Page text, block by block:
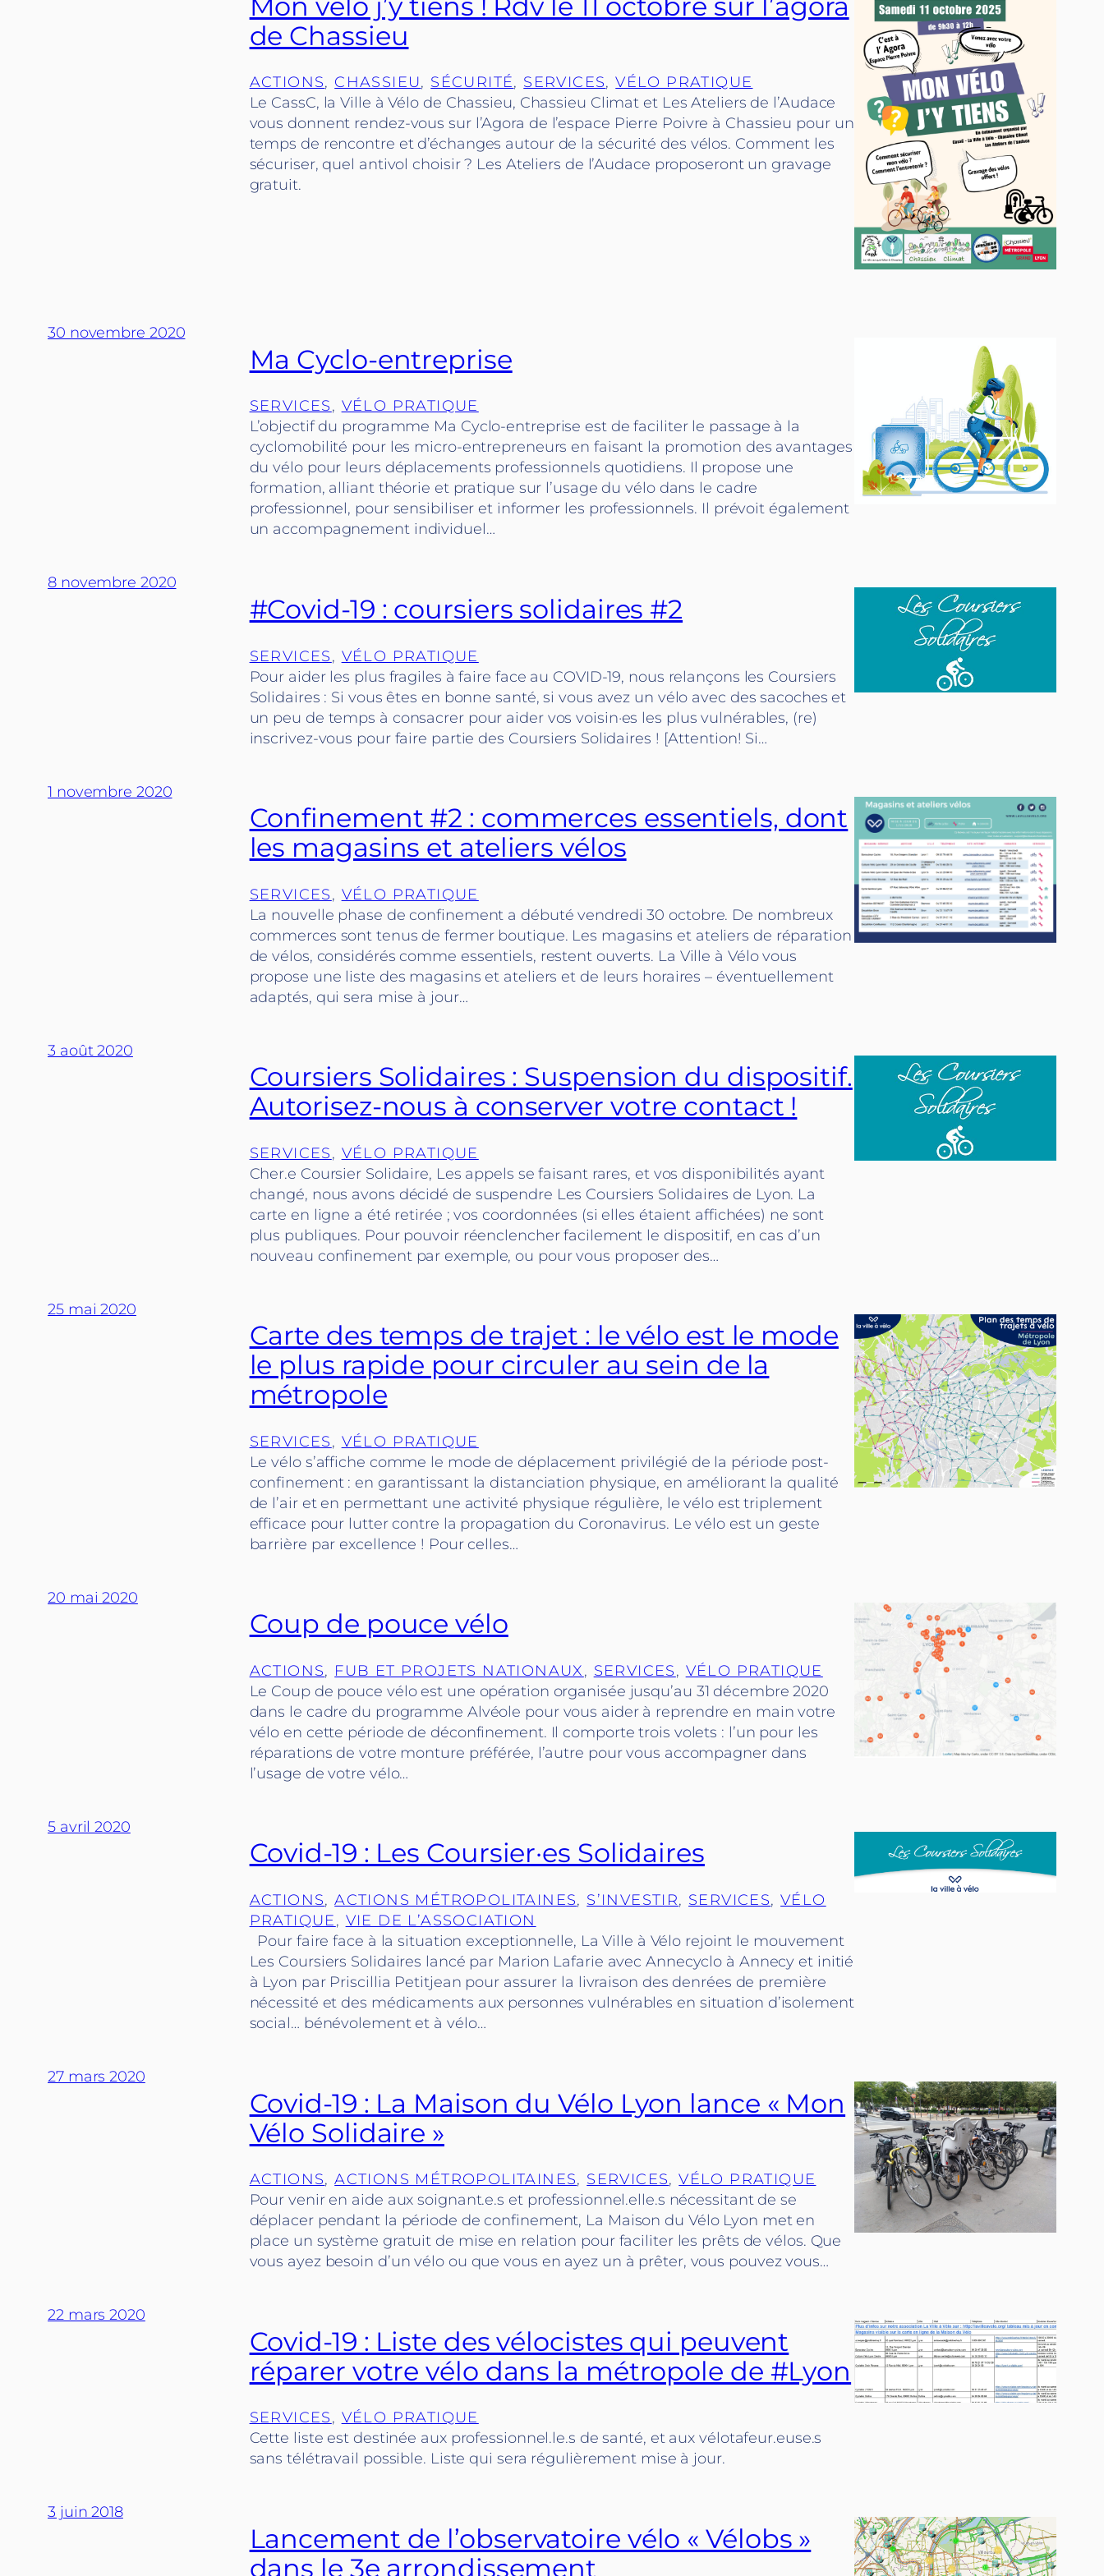
de Chassieu
ACTIONS, CHASSIEU, SÉCURITÉ, SERVICES, VÉLO PRATIQUE
Le CassC, la Ville à Vélo de Chassieu, Chassieu Climat et Les Ateliers de l’Audace
vous donnent rendez-vous sur l’Agora de l’espace Pierre Poivre à Chassieu pour un
temps de rencontre et d’échanges autour de la sécurité des vélos. Comment les
sécuriser, quel antivol choisir ? Les Ateliers de l’Audace proposeront un gravage
gratuit.
30 novembre 2020
Ma Cyclo-entreprise
SERVICES, VÉLO PRATIQUE
L’objectif du programme Ma Cyclo-entreprise est de faciliter le passage à la
cyclomobilité pour les micro-entrepreneurs en faisant la promotion des avantages
du vélo pour leurs déplacements professionnels quotidiens. Il propose une
formation, alliant théorie et pratique sur l’usage du vélo dans le cadre
professionnel, pour sensibiliser et informer les professionnels. Il prévoit également
un accompagnement individuel…
8 novembre 2020
#Covid-19 : coursiers solidaires #2
SERVICES, VÉLO PRATIQUE
Pour aider les plus fragiles à faire face au COVID-19, nous relançons les Coursiers
Solidaires : Si vous êtes en bonne santé, si vous avez un vélo avec des sacoches et
un peu de temps à consacrer pour aider vos voisin·es les plus vulnérables, (re)
inscrivez-vous pour faire partie des Coursiers Solidaires ! [Attention! Si…
1 novembre 2020
Confinement #2 : commerces essentiels, dont
les magasins et ateliers vélos
SERVICES, VÉLO PRATIQUE
La nouvelle phase de confinement a débuté vendredi 30 octobre. De nombreux
commerces sont tenus de fermer boutique. Les magasins et ateliers de réparation
de vélos, considérés comme essentiels, restent ouverts. La Ville à Vélo vous
propose une liste des magasins et ateliers et de leurs horaires – éventuellement
adaptés, qui sera mise à jour…
3 août 2020
Coursiers Solidaires : Suspension du dispositif.
Autorisez-nous à conserver votre contact !
SERVICES, VÉLO PRATIQUE
Cher.e Coursier Solidaire, Les appels se faisant rares, et vos disponibilités ayant
changé, nous avons décidé de suspendre Les Coursiers Solidaires de Lyon. La
carte en ligne a été retirée ; vos coordonnées (si elles étaient affichées) ne sont
plus publiques. Pour pouvoir réenclencher facilement le dispositif, en cas d’un
nouveau confinement par exemple, ou pour vous proposer des…
25 mai 2020
Carte des temps de trajet : le vélo est le mode
le plus rapide pour circuler au sein de la
métropole
SERVICES, VÉLO PRATIQUE
Le vélo s’affiche comme le mode de déplacement privilégié de la période post-
confinement : en garantissant la distanciation physique, en améliorant la qualité
de l’air et en permettant une activité physique régulière, le vélo est triplement
efficace pour lutter contre la propagation du Coronavirus. Le vélo est un geste
barrière par excellence ! Pour celles…
20 mai 2020
Coup de pouce vélo
ACTIONS, FUB ET PROJETS NATIONAUX, SERVICES, VÉLO PRATIQUE
Le Coup de pouce vélo est une opération organisée jusqu’au 31 décembre 2020
dans le cadre du programme Alvéole pour vous aider à reprendre en main votre
vélo en cette période de déconfinement. Il comporte trois volets : l’un pour les
réparations de votre monture préférée, l’autre pour vous accompagner dans
l’usage de votre vélo…
5 avril 2020
Covid-19 : Les Coursier·es Solidaires
ACTIONS, ACTIONS MÉTROPOLITAINES, S’INVESTIR, SERVICES, VÉLO
PRATIQUE, VIE DE L’ASSOCIATION
Pour faire face à la situation exceptionnelle, La Ville à Vélo rejoint le mouvement
Les Coursiers Solidaires lancé par Marion Lafarie avec Annecyclo à Annecy et initié
à Lyon par Priscillia Petitjean pour assurer la livraison des denrées de première
nécessité et des médicaments aux personnes vulnérables en situation d’isolement
social… bénévolement et à vélo…
27 mars 2020
Covid-19 : La Maison du Vélo Lyon lance « Mon
Vélo Solidaire »
ACTIONS, ACTIONS MÉTROPOLITAINES, SERVICES, VÉLO PRATIQUE
Pour venir en aide aux soignant.e.s et professionnel.elle.s nécessitant de se
déplacer pendant la période de confinement, La Maison du Vélo Lyon met en
place un système gratuit de mise en relation pour faciliter les prêts de vélos. Que
vous ayez besoin d’un vélo ou que vous en ayez un à prêter, vous pouvez vous…
22 mars 2020
Covid-19 : Liste des vélocistes qui peuvent
réparer votre vélo dans la métropole de #Lyon
SERVICES, VÉLO PRATIQUE
Cette liste est destinée aux professionnel.le.s de santé, et aux vélotafeur.euse.s
sans télétravail possible. Liste qui sera régulièrement mise à jour.
3 juin 2018
Lancement de l’observatoire vélo « Vélobs »
dans le 3e arrondissement